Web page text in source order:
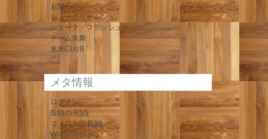
お知らせ
シュークリームシュ
シューク・フラッシュ！
チーム朱舞
米米CLUB
メタ情報
ログイン
投稿の RSS
コメントのRSS
WordPress.org